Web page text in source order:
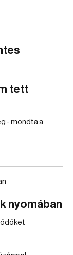
tett
- mondta a
nyomában